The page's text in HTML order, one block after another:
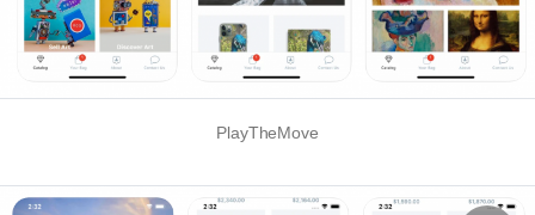
PlayTheMove